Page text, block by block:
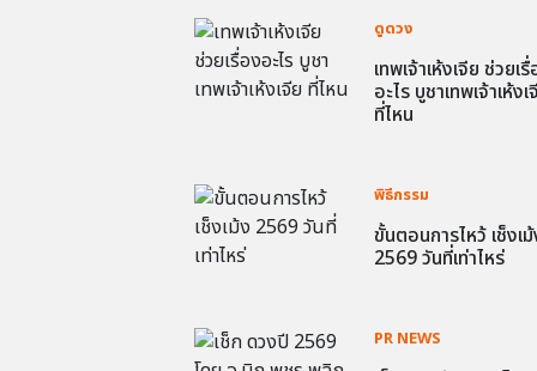
ดูดวง
เทพเจ้าเห้งเจีย ช่วยเ
อะไร บูชาเทพเจ้าเห้งเ
ที่ไหน
พิธีกรรม
ขั้นตอนการไหว้ เช็งเ
2569 วันที่เท่าไหร่
PR NEWS